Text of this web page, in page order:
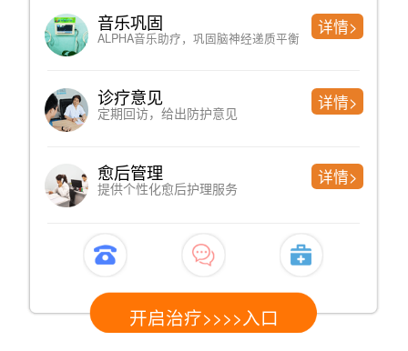
超低频经颅磁刺激(KF-10C)
快速修复 激发神经
详情>
HX系列rTMS经颅磁治疗仪
改善脑供血 修复脑损伤
详情>
脑神经激活治疗仪
激活脑神经，提升脑神经元免疫力
详情>
开启治疗>>>>入口